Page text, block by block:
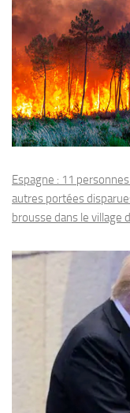
Espagne : 11
autres portées
brousse dans le village